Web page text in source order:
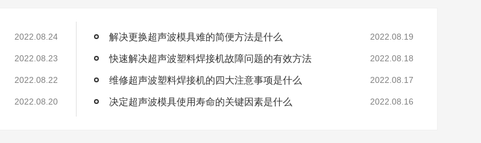
2022.08.24
2022.08.23
2022.08.22
2022.08.20
解决更换超声波模具难的简便方法是什么 2022.08.19
快速解决超声波塑料焊接机故障问题的有效方法 2022.08.18
维修超声波塑料焊接机的四大注意事项是什么 2022.08.17
决定超声波模具使用寿命的关键因素是什么 2022.08.16